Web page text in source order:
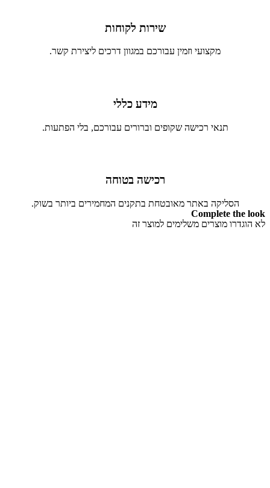
שירות לקוחות
מקצועי וזמין עבורכם במגוון דרכים ליצירת קשר.
מידע כללי
תנאי רכישה שקופים וברורים עבורכם, בלי הפתעות.
רכישה בטוחה
הסליקה באתר מאובטחת בתקנים המחמירים ביותר בשוק.
Complete the look
לא הוגדרו מוצרים משלימים למוצר זה